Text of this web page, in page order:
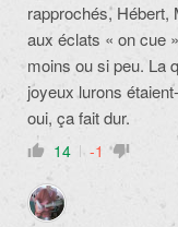
rapprochés, Hébert,
aux éclats « on cue
moins ou si peu. La
joyeux lurons
oui, ça fait dur.
14 -1